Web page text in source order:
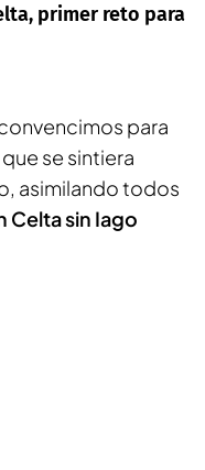
primer reto para
para
se sintiera
asimilando todos
Celta sin Iago